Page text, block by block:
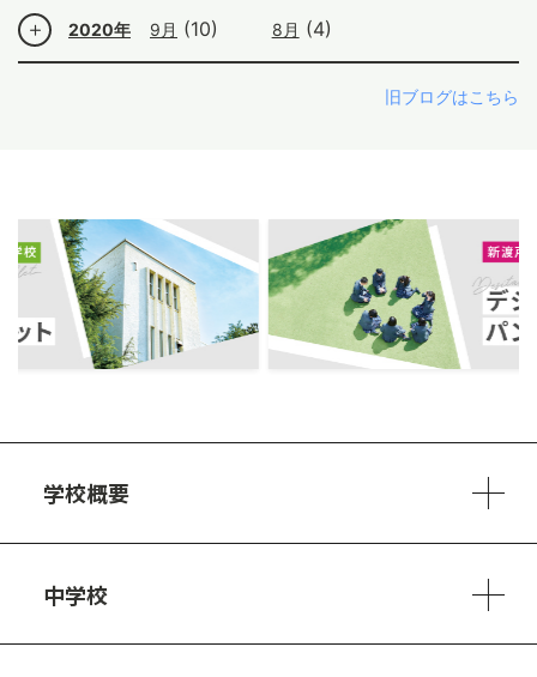
2020年 9月 (10) 8月 (4)
旧ブログはこちら
学校概要
中学校